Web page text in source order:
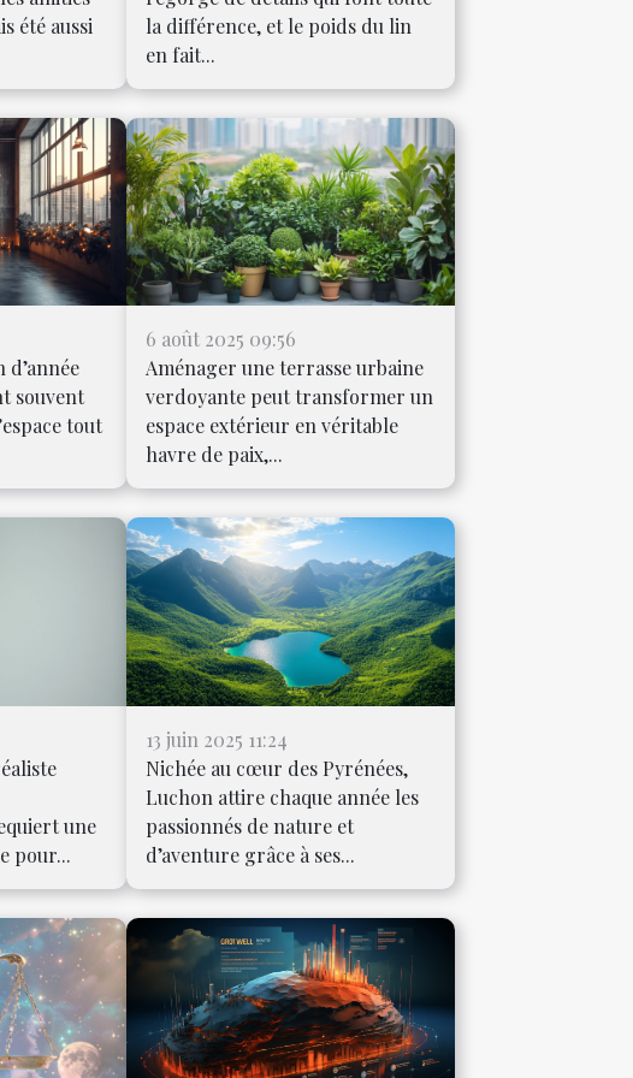
été aussi
la différence, et le poids du lin
en fait...
d’année
souvent
tout
6 août 2025 09:56
Aménager une terrasse urbaine
verdoyante peut transformer un
espace extérieur en véritable
havre de paix,...
une
pour...
13 juin 2025 11:24
Nichée au cœur des Pyrénées,
Luchon attire chaque année les
passionnés de nature et
d’aventure grâce à ses...